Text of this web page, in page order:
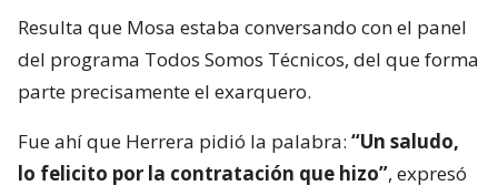
Resulta que Mosa estaba conversando con el panel
del programa Todos Somos Técnicos, del que forma
parte precisamente el exarquero.
Fue ahí que Herrera pidió la palabra: “Un saludo,
lo felicito por la contratación que hizo”, expresó